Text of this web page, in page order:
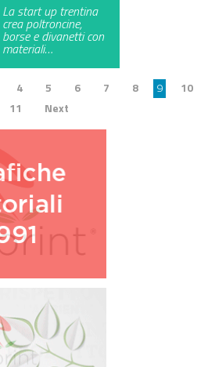
La start up trentina
crea poltroncine,
borse e divanetti con
materiali…
4 5 6 7 8 9
10
11
Next